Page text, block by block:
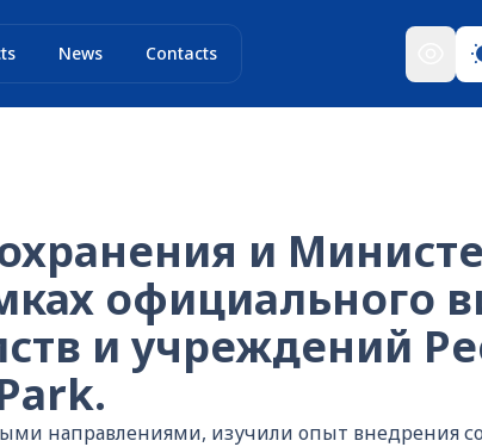
News Contacts
и
официального
и учреждений
направлениями, изучили опыт внедрения